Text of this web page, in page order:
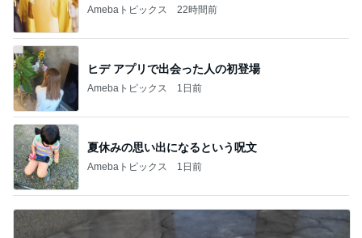
Amebaトピックス 22時間前
ヒデ アプリで出会った人の初登場
Amebaトピックス 1日前
夏休みの思い出になるという呪文
Amebaトピックス 1日前